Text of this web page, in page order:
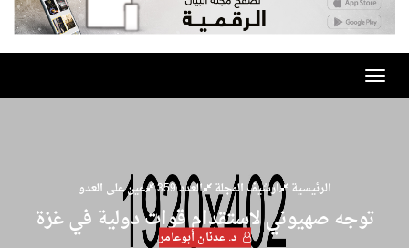
Toggle
navigation
الرئيسية ارشيف المجلة العدد 359 عين على العدو
توجه صهيوني لاستقدام قوات دولية في غزة
د. عدنان أبوعامر